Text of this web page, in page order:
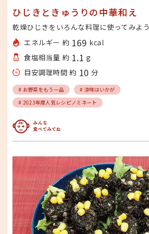
ひじきときゅうりの中華和え
乾燥ひじきをいろんな料理に使ってみよう
エネルギー 約 169 kcal
食塩相当量 約 1.1 g
目安調理時間 約 10 分
# お野菜をもう一品
# 涼味はいかが
# 2023年度人気レシピノミネート
みんな食べてみてね